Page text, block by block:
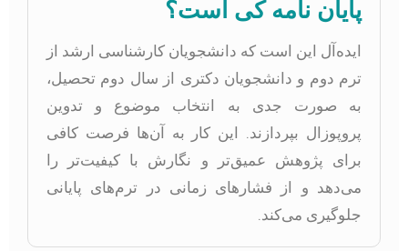
پایان نامه کی است؟
ایده‌آل این است که دانشجویان کارشناسی ارشد از
ترم دوم و دانشجویان دکتری از سال دوم تحصیل،
به صورت جدی به انتخاب موضوع و تدوین
پروپوزال بپردازند. این کار به آن‌ها فرصت کافی
برای پژوهش عمیق‌تر و نگارش با کیفیت‌تر را
می‌دهد و از فشارهای زمانی در ترم‌های پایانی
جلوگیری می‌کند.